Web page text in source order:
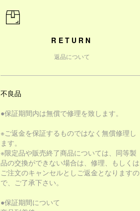
RETURN
返品について
不良品
●保証期間内は無償で修理を致します。
※ご返金を保証するものではなく無償修理し
ます。
※限定品や販売終了商品については、同等製
品の交換ができない場合は、修理、もしくは
ご注文のキャンセルとしご返金となりますの
で、ご了承下さい。
●保証期間について